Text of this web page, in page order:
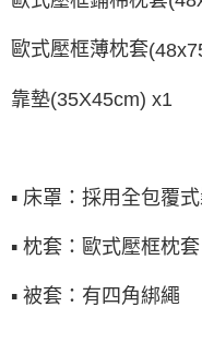
歐式壓框薄枕套
靠墊(35X45cm) x1
▪ 床罩：採用全包覆
▪ 枕套：歐式壓框枕套
▪ 被套：有四角綁繩